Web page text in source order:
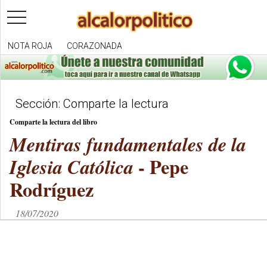
toggle
navigation
NOTA ROJA CORAZONADA
Sección: Comparte la lectura
Comparte la lectura del libro
Mentiras fundamentales de la
Iglesia Católica - Pepe
Rodríguez
18/07/2020